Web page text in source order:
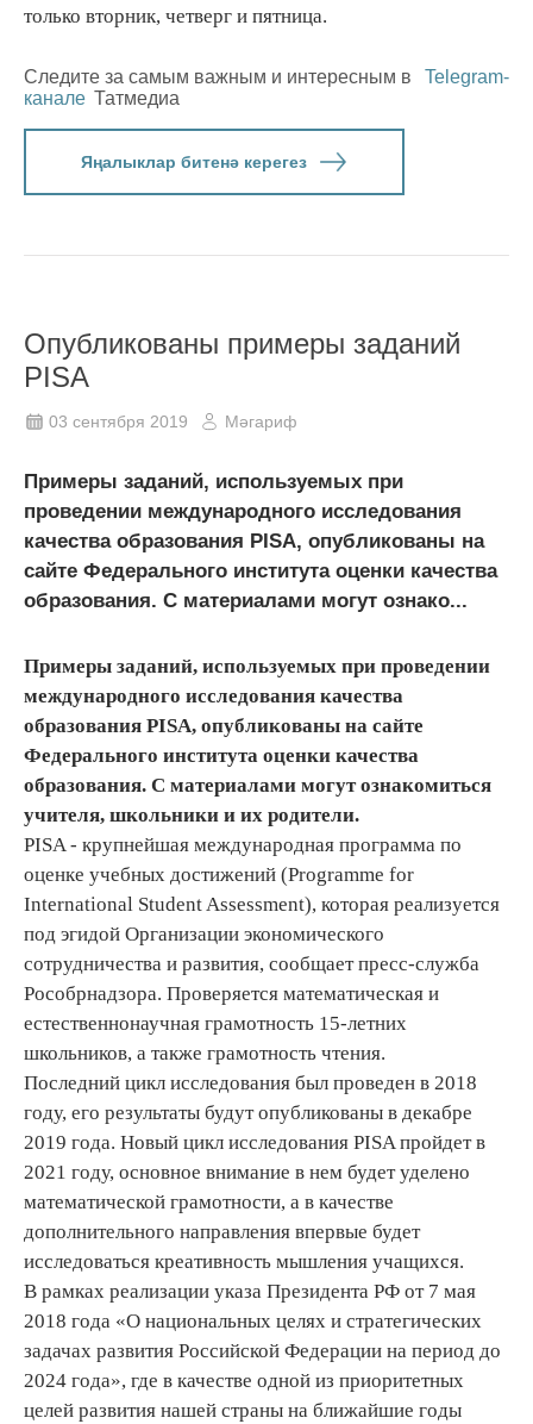
только вторник, четверг и пятница.
Следите за самым важным и интересным в
Telegram-
канале Татмедиа
Яңалыклар битенә керегез
Опубликованы примеры заданий
PISA
03 сентября 2019 Мәгариф
Примеры заданий, используемых при
проведении международного исследования
качества образования PISA, опубликованы на
сайте Федерального института оценки качества
образования. С материалами могут ознако...
Примеры заданий, используемых при проведении
международного исследования качества
образования PISA, опубликованы на сайте
Федерального института оценки качества
образования. С материалами могут ознакомиться
учителя, школьники и их родители.
PISA - крупнейшая международная программа по
оценке учебных достижений (Programme for
International Student Assessment), которая реализуется
под эгидой Организации экономического
сотрудничества и развития, сообщает пресс-служба
Рособрнадзора. Проверяется математическая и
естественнонаучная грамотность 15-летних
школьников, а также грамотность чтения.
Последний цикл исследования был проведен в 2018
году, его результаты будут опубликованы в декабре
2019 года. Новый цикл исследования PISA пройдет в
2021 году, основное внимание в нем будет уделено
математической грамотности, а в качестве
дополнительного направления впервые будет
исследоваться креативность мышления учащихся.
В рамках реализации указа Президента РФ от 7 мая
2018 года «О национальных целях и стратегических
задачах развития Российской Федерации на период до
2024 года», где в качестве одной из приоритетных
целей развития нашей страны на ближайшие годы